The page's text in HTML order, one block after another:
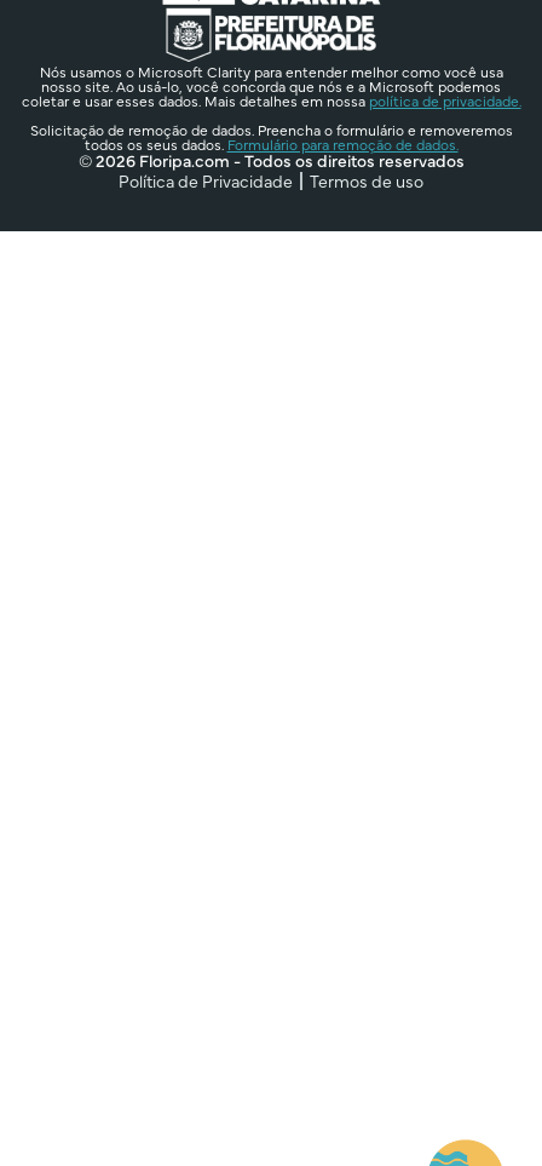
Nós usamos o Microsoft Clarity para entender melhor como você usa
nosso site. Ao usá-lo, você concorda que nós e a Microsoft podemos
coletar e usar esses dados. Mais detalhes em nossa política de privacidade.
Solicitação de remoção de dados. Preencha o formulário e removeremos
todos os seus dados. Formulário para remoção de dados.
© 2026 Floripa.com - Todos os direitos reservados
Política de Privacidade
Termos de uso